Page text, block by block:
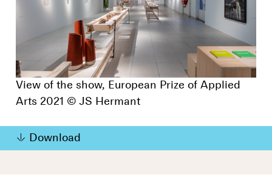
View of the show, European Prize of Applied
Arts 2021 © JS Hermant
Download